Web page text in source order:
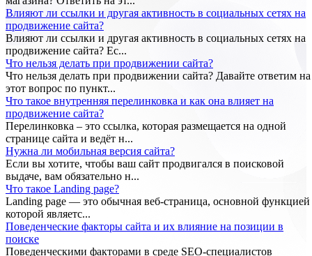
Влияют ли ссылки и другая активность в социальных сетях на
продвижение сайта?
Влияют ли ссылки и другая активность в социальных сетях на
продвижение сайта? Ес...
Что нельзя делать при продвижении сайта?
Что нельзя делать при продвижении сайта? Давайте ответим на
этот вопрос по пункт...
Что такое внутренняя перелинковка и как она влияет на
продвижение сайта?
Перелинковка – это ссылка, которая размещается на одной
странице сайта и ведёт н...
Нужна ли мобильная версия сайта?
Если вы хотите, чтобы ваш сайт продвигался в поисковой
выдаче, вам обязательно н...
Что такое Landing page?
Landing page — это обычная веб-страница, основной функцией
которой являетс...
Поведенческие факторы сайта и их влияние на позиции в
поиске
Поведенческими факторами в среде SEO-специалистов